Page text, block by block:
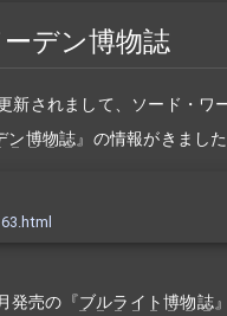
デン博物誌
新されまして、ソード・ワ
ン博物誌』の情報がきまし
発売の『ブルライト博物誌